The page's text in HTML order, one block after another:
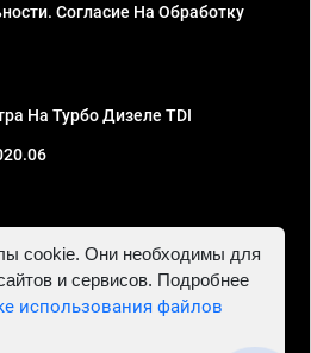
Согласие На Обработку
На Турбо Дизеле TDI
ИНН 781302555843,
cookie. Они необходимы для
и сервисов. Подробнее
использования файлов